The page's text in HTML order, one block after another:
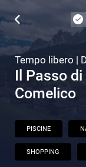
Tempo libero |
Il Passo
Comelico
PISCINE
SHOPPING